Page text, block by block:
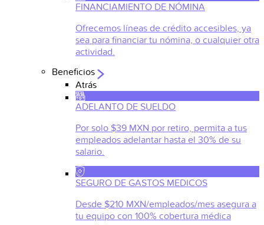
FINANCIAMIENTO DE NÓMINA
Ofrecemos líneas de crédito accesibles, ya
sea para financiar tu nómina, o cualquier otra
actividad.
Beneficios
Atrás
ADELANTO DE SUELDO
Por solo $39 MXN por retiro, permita a tus
empleados adelantar hasta el 30% de su
salario.
SEGURO DE GASTOS MEDICOS
Desde $210 MXN/empleados/mes asegura a
tu equipo con 100% cobertura médica